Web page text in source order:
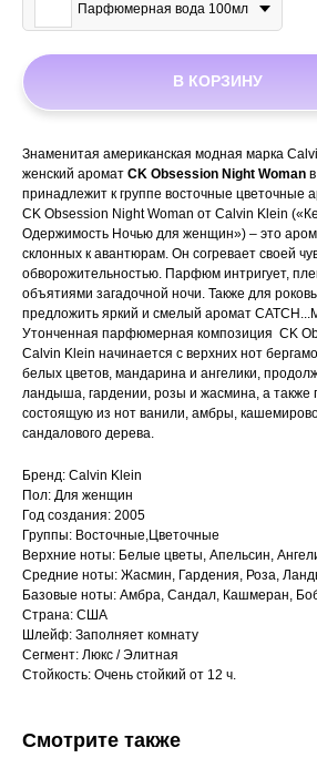
Парфюмерная вода 100мл
В КОРЗИНУ
Знаменитая американская модная марка
женский аромат CK Obsession Night Woman
принадлежит к группе восточные цветочные
CK Obsession Night Woman от Calvin Klein
Одержимость Ночью для женщин») – это
склонных к авантюрам. Он согревает своей
обворожительностью. Парфюм интригует,
объятиями загадочной ночи. Также для
предложить яркий и смелый аромат
Утонченная парфюмерная композиция CK
Calvin Klein начинается с верхних нот
белых цветов, мандарина и ангелики,
ландыша, гардении, розы и жасмина, а также
состоящую из нот ванили, амбры,
сандалового дерева.
Бренд: Calvin Klein
Пол: Для женщин
Год создания: 2005
Группы: Восточные,Цветочные
Верхние ноты: Белые цветы, Апельсин,
Средние ноты: Жасмин, Гардения, Роза,
Базовые ноты: Амбра, Сандал, Кашмеран,
Страна: США
Шлейф: Заполняет комнату
Сегмент: Люкс / Элитная
Стойкость: Очень стойкий от 12 ч.
Смотрите также